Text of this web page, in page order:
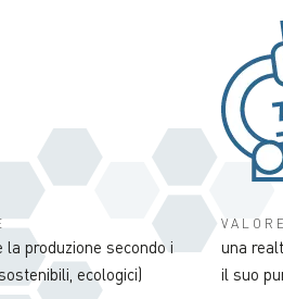
produzione secondo i
ecologici)
una
il suo